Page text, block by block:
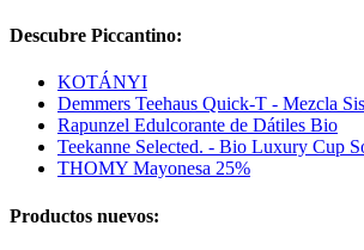
Descubre Piccantino:
KOTÁNYI
Demmers Teehaus Quick-T - Mezcla
Rapunzel Edulcorante de Dátiles Bio
Teekanne Selected. - Bio Luxury Cup
THOMY Mayonesa 25%
Productos nuevos: